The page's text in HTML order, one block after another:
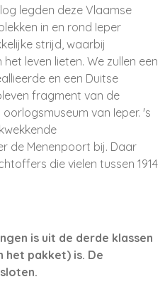
legden deze Vlaamse
in en rond Ieper
strijd, waarbij
leven lieten. We zullen een
en een Duitse
fragment van de
van Ieper. 's
de Menenpoort bij. Daar
die vielen tussen 1914
is uit de derde klassen
het pakket) is. De